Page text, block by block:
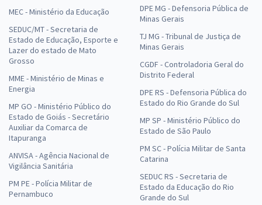
MEC - Ministério da Educação
SEDUC/MT - Secretaria de
Estado de Educação, Esporte e
Lazer do estado de Mato
Grosso
MME - Ministério de Minas e
Energia
MP GO - Ministério Público do
Estado de Goiás - Secretário
Auxiliar da Comarca de
Itapuranga
ANVISA - Agência Nacional de
Vigilância Sanitária
PM PE - Polícia Militar de
Pernambuco
DPE MG - Defensoria Pública de
Minas Gerais
TJ MG - Tribunal de Justiça de
Minas Gerais
CGDF - Controladoria Geral do
Distrito Federal
DPE RS - Defensoria Pública do
Estado do Rio Grande do Sul
MP SP - Ministério Público do
Estado de São Paulo
PM SC - Polícia Militar de Santa
Catarina
SEDUC RS - Secretaria de
Estado da Educação do Rio
Grande do Sul